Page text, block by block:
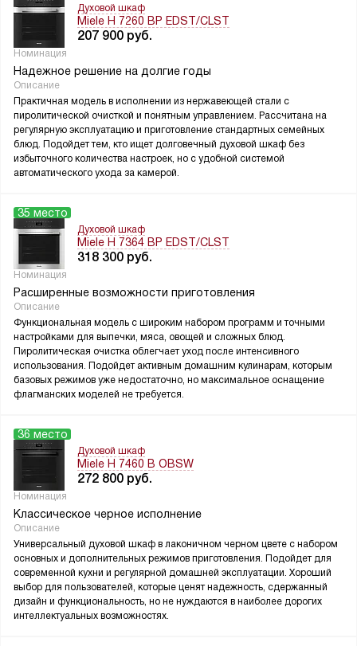
Духовой шкаф
Miele H 7260 BP EDST/CLST
207 900 руб.
Номинация
Надежное решение на долгие годы
Описание
Практичная модель в исполнении из нержавеющей стали с
пиролитической очисткой и понятным управлением. Рассчитана на
регулярную эксплуатацию и приготовление стандартных семейных
блюд. Подойдет тем, кто ищет долговечный духовой шкаф без
избыточного количества настроек, но с удобной системой
автоматического ухода за камерой.
35 место
Духовой шкаф
Miele H 7364 BP EDST/CLST
318 300 руб.
Номинация
Расширенные возможности приготовления
Описание
Функциональная модель с широким набором программ и точными
настройками для выпечки, мяса, овощей и сложных блюд.
Пиролитическая очистка облегчает уход после интенсивного
использования. Подойдет активным домашним кулинарам, которым
базовых режимов уже недостаточно, но максимальное оснащение
флагманских моделей не требуется.
36 место
Духовой шкаф
Miele H 7460 B OBSW
272 800 руб.
Номинация
Классическое черное исполнение
Описание
Универсальный духовой шкаф в лаконичном черном цвете с набором
основных и дополнительных режимов приготовления. Подойдет для
современной кухни и регулярной домашней эксплуатации. Хороший
выбор для пользователей, которые ценят надежность, сдержанный
дизайн и функциональность, но не нуждаются в наиболее дорогих
интеллектуальных возможностях.